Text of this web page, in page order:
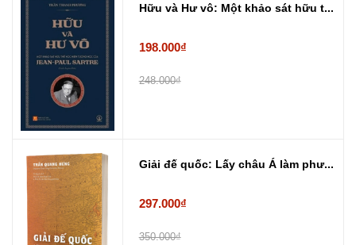
Hữu và Hư vô: Một khảo sát hữu t...
198.000₫
248.000₫
Giải đế quốc: Lấy châu Á làm phư...
297.000₫
350.000₫